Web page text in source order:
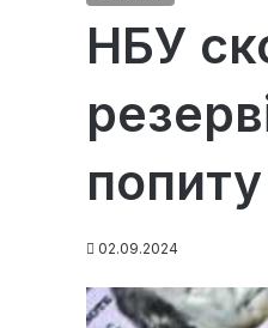
НБУ
попиту
02.09.2024